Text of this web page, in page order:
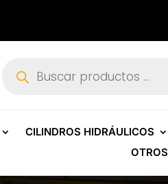
productos
CILINDROS HIDRÁULICOS
OTROS